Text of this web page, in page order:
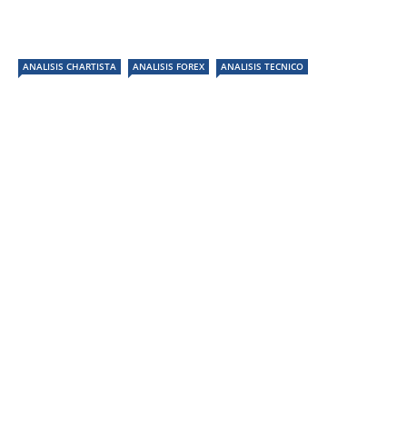
ANALISIS CHARTISTA ANALISIS FOREX ANALISIS TECNICO